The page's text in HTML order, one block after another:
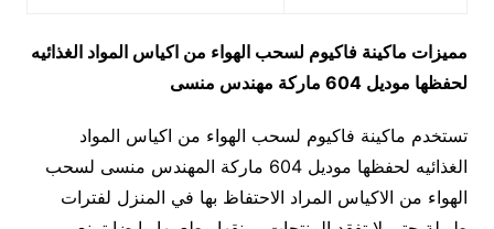
مميزات ماكينة فاكيوم لسحب الهواء من اكياس المواد الغذائيه
لحفظها موديل 604 ماركة مهندس منسى
تستخدم ماكينة فاكيوم لسحب الهواء من اكياس المواد
الغذائيه لحفظها موديل 604 ماركة المهندس منسى لسحب
الهواء من الاكياس المراد الاحتفاظ بها في المنزل لفترات